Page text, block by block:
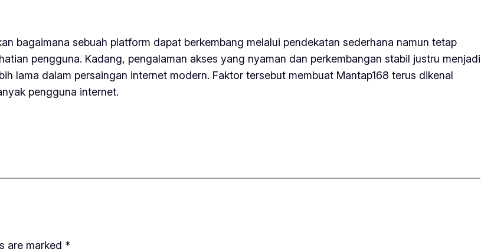
bagaimana sebuah platform dapat berkembang melalui pendekatan sederhana namun tetap
pengguna. Kadang, pengalaman akses yang nyaman dan perkembangan stabil justru menjadi
lama dalam persaingan internet modern. Faktor tersebut membuat Mantap168 terus dikenal
pengguna internet.
are marked *